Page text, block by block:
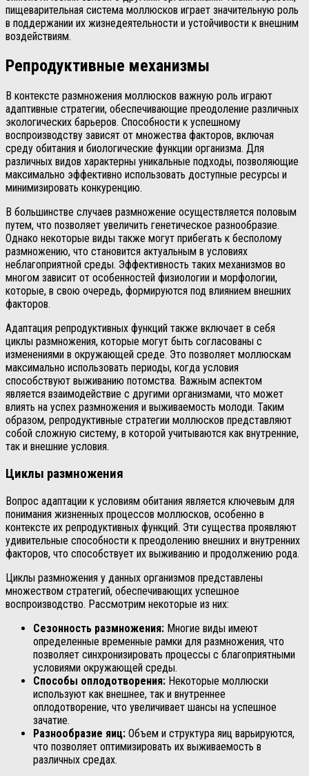
пищеварительная система моллюсков играет значительную роль
в поддержании их жизнедеятельности и устойчивости к внешним
воздействиям.
Репродуктивные механизмы
В контексте размножения моллюсков важную роль играют
адаптивные стратегии, обеспечивающие преодоление различных
экологических барьеров. Способности к успешному
воспроизводству зависят от множества факторов, включая
среду обитания и биологические функции организма. Для
различных видов характерны уникальные подходы, позволяющие
максимально эффективно использовать доступные ресурсы и
минимизировать конкуренцию.
В большинстве случаев размножение осуществляется половым
путем, что позволяет увеличить генетическое разнообразие.
Однако некоторые виды также могут прибегать к бесполому
размножению, что становится актуальным в условиях
неблагоприятной среды. Эффективность таких механизмов во
многом зависит от особенностей физиологии и морфологии,
которые, в свою очередь, формируются под влиянием внешних
факторов.
Адаптация репродуктивных функций также включает в себя
циклы размножения, которые могут быть согласованы с
изменениями в окружающей среде. Это позволяет моллюскам
максимально использовать периоды, когда условия
способствуют выживанию потомства. Важным аспектом
является взаимодействие с другими организмами, что может
влиять на успех размножения и выживаемость молоди. Таким
образом, репродуктивные стратегии моллюсков представляют
собой сложную систему, в которой учитываются как внутренние,
так и внешние условия.
Циклы размножения
Вопрос адаптации к условиям обитания является ключевым для
понимания жизненных процессов моллюсков, особенно в
контексте их репродуктивных функций. Эти существа проявляют
удивительные способности к преодолению внешних и внутренних
факторов, что способствует их выживанию и продолжению рода.
Циклы размножения у данных организмов представлены
множеством стратегий, обеспечивающих успешное
воспроизводство. Рассмотрим некоторые из них:
Сезонность размножения: Многие виды имеют
определенные временные рамки для размножения, что
позволяет синхронизировать процессы с благоприятными
условиями окружающей среды.
Способы оплодотворения: Некоторые моллюски
используют как внешнее, так и внутреннее
оплодотворение, что увеличивает шансы на успешное
зачатие.
Разнообразие яиц: Объем и структура яиц варьируются,
что позволяет оптимизировать их выживаемость в
различных средах.